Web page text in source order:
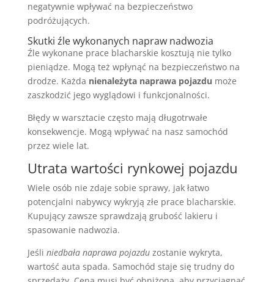
negatywnie wpływać na bezpieczeństwo
podróżujących.
Skutki źle wykonanych napraw nadwozia
Źle wykonane prace blacharskie kosztują nie tylko
pieniądze. Mogą też wpłynąć na bezpieczeństwo na
drodze. Każda nienależyta naprawa pojazdu może
zaszkodzić jego wyglądowi i funkcjonalności.
Błędy w warsztacie często mają długotrwałe
konsekwencje. Mogą wpływać na nasz samochód
przez wiele lat.
Utrata wartości rynkowej pojazdu
Wiele osób nie zdaje sobie sprawy, jak łatwo
potencjalni nabywcy wykryją złe prace blacharskie.
Kupujący zawsze sprawdzają grubość lakieru i
spasowanie nadwozia.
Jeśli niedbała naprawa pojazduzostanie wykryta,
wartość auta spada. Samochód staje się trudny do